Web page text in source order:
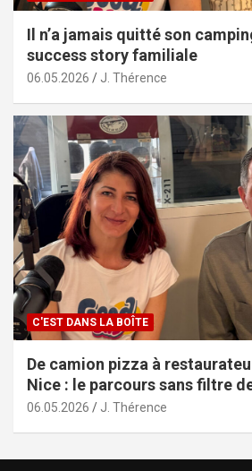
Il n’a jamais quitté son
success story familiale
06.05.2026 J. Thérence
C'EST DANS LA BOÎTE
De camion pizza à
Nice : le parcours sans filtre
06.05.2026 J. Thérence